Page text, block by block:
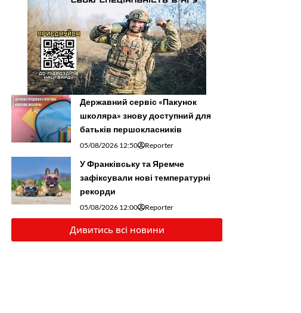
Державний сервіс «Пакунок
школяра» знову доступний для
батьків першокласників
05/08/2026 12:50 Reporter
У Франківську та Яремче
зафіксували нові температурні
рекорди
05/08/2026 12:00 Reporter
Дивитись всі новини